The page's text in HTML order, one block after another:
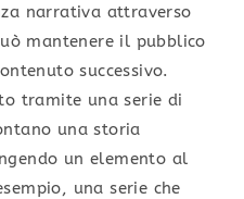
narrativa attraverso
mantenere il pubblico
successivo.
tramite una serie di
una storia
un elemento al
una serie che